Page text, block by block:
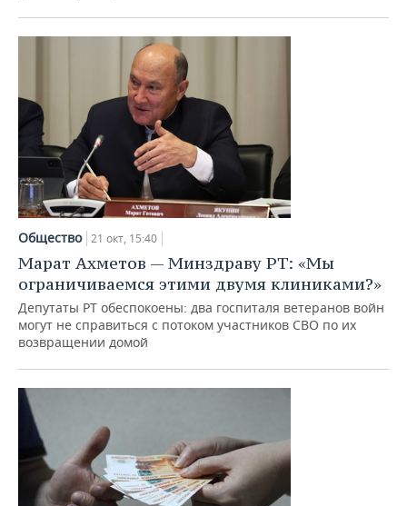
Общество 21 окт, 15:40
Марат Ахметов — Минздраву РТ: «Мы
ограничиваемся этими двумя клиниками?»
Депутаты РТ обеспокоены: два госпиталя ветеранов войн
могут не справиться с потоком участников СВО по их
возвращении домой